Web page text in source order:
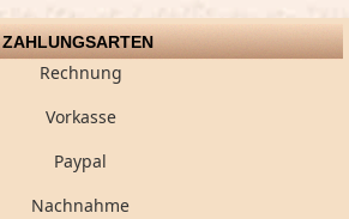
ZAHLUNGSARTEN
Rechnung
Vorkasse
Paypal
Nachnahme